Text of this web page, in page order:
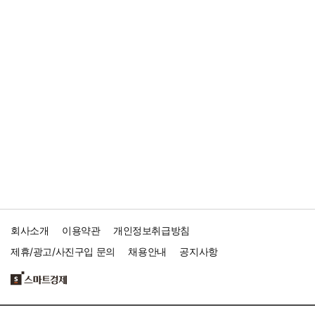
회사소개 이용약관
개인정보취급방침
제휴/광고/사진구입 문의
채용안내 공지사항